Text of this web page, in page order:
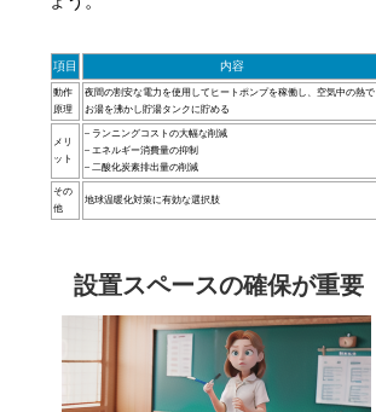
項目 内容
動作
原理
夜間の割安な電力を使用してヒートポンプを稼働し、空気中の熱で
お湯を沸かし貯湯タンクに貯める
メリ
ット
– ランニングコストの大幅な削減
– エネルギー消費量の抑制
– 二酸化炭素排出量の削減
その
他
地球温暖化対策に有効な選択肢
設置スペースの確保が重要